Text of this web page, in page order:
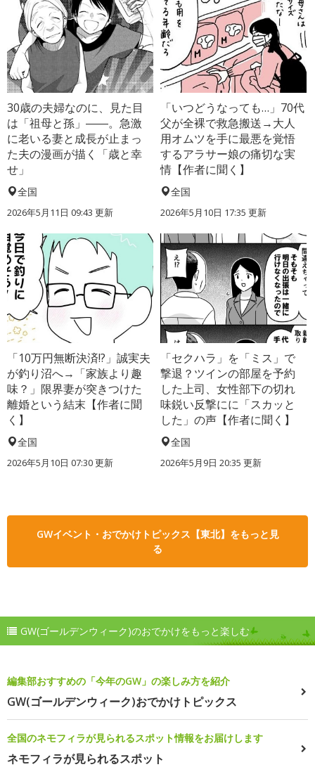
30歳の夫婦なのに、見た目
は「祖母と孫」――。急激
に老いる妻と成長が止まっ
た夫の漫画が描く「歳と幸
せ」
全国
2026年5月11日 09:43 更新
「いつどうなっても…」70代
父が全裸で救急搬送→大人
用オムツを手に最悪を覚悟
するアラサー娘の痛切な実
情【作者に聞く】
全国
2026年5月10日 17:35 更新
「10万円無断決済!?」誠実夫
が釣り沼へ→「家族より趣
味？」限界妻が突きつけた
離婚という結末【作者に聞
く】
全国
2026年5月10日 07:30 更新
「セクハラ」を「ミス」で
撃退？ツインの部屋を予約
した上司、女性部下の切れ
味鋭い反撃にに「スカッと
した」の声【作者に聞く】
全国
2026年5月9日 20:35 更新
GWイベント・おでかけトピックス【東北】をもっと見
る
GW(ゴールデンウィーク)のおでかけをもっと楽しむ
編集部おすすめの「今年のGW」の楽しみ方を紹介
GW(ゴールデンウィーク)おでかけトピックス
全国のネモフィラが見られるスポット情報をお届けします
ネモフィラが見られるスポット